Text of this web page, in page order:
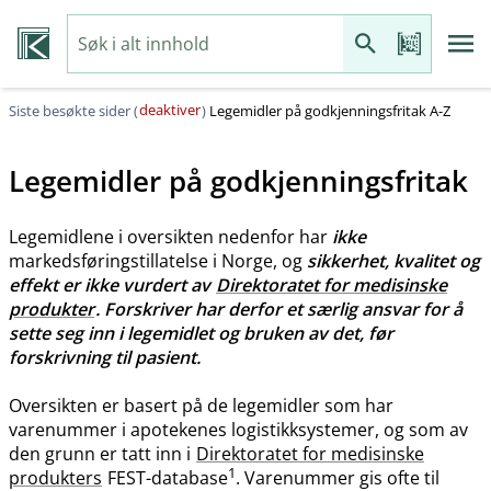
Siste besøkte sider (deaktiver) Legemidler på godkjenningsfritak A-Z
Legemidler på godkjenningsfritak
Legemidlene i oversikten nedenfor har ikke
markedsføringstillatelse i Norge, og sikkerhet, kvalitet og
effekt er ikke vurdert avDirektoratet for medisinske
produkter. Forskriver har derfor et særlig ansvar for å
sette seg inn i legemidlet og bruken av det, før
forskrivning til pasient.
Oversikten er basert på de legemidler som har
varenummer i apotekenes logistikksystemer, og som av
den grunn er tatt inn i Direktoratet for medisinske
produkters FEST-database1. Varenummer gis ofte til